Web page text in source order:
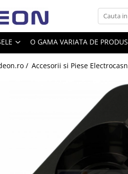
O GAMA VARIATA DE
/ Accesorii si Piese